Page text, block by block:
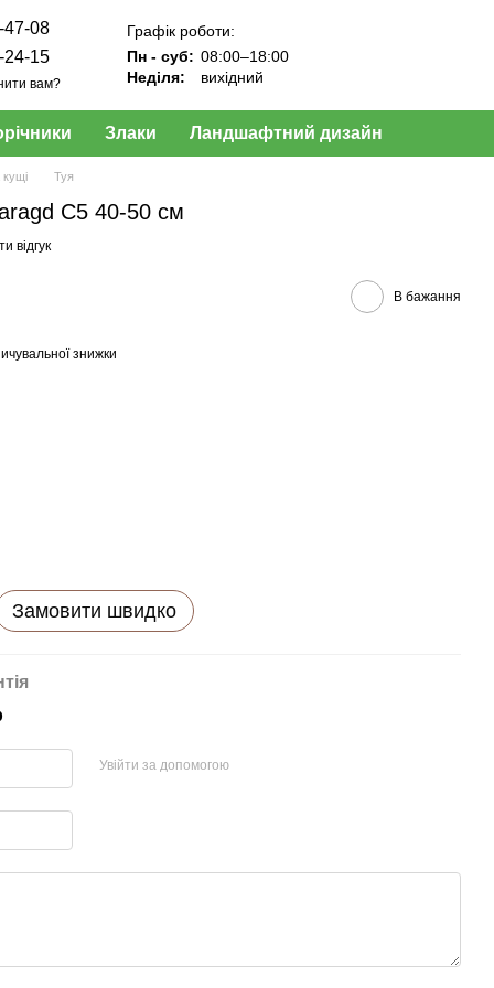
47-08
24-15
вам?
Графік роботи:
Пн - суб: 08:00–18:00
Неділя:
вихідний
Злаки Ландшафтний дизайн
кущі Туя
C5 40-50 см
відгук
В бажання
знижки
Замовити швидко
Увійти за допомогою